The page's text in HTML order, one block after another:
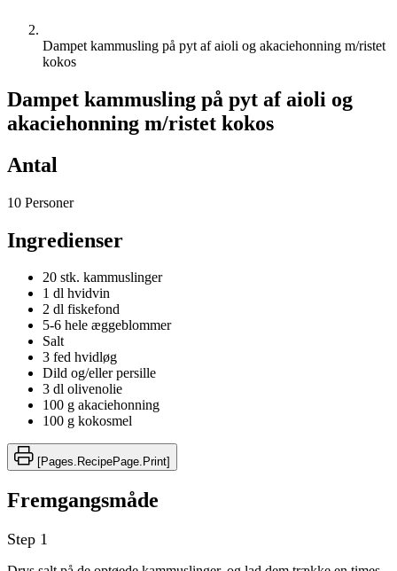
Dampet kammusling på pyt af aioli og akaciehonning m/ristet
kokos
Dampet kammusling på pyt af aioli og
akaciehonning m/ristet kokos
Antal
10 Personer
Ingredienser
20 stk. kammuslinger
1 dl hvidvin
2 dl fiskefond
5-6 hele æggeblommer
Salt
3 fed hvidløg
Dild og/eller persille
3 dl olivenolie
100 g akaciehonning
100 g kokosmel
[Pages.RecipePage.Print]
Fremgangsmåde